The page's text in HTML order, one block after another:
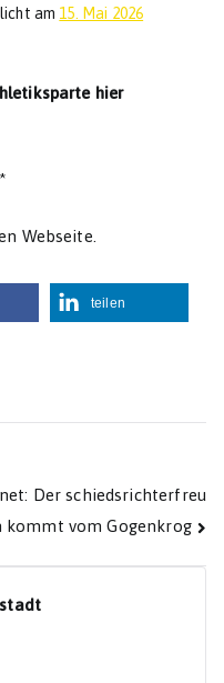
am 15. Mai 2026
hier
*
Webseite.
teilen
Der schiedsrichterfreu
kommt vom Gogenkrog